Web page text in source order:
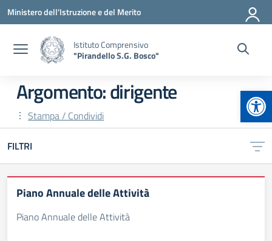
Vai ai contenuti
Vai al menu di navigazione
Vai al footer
Ministero dell'Istruzione e del Merito
Istituto Comprensivo
"Pirandello S.G. Bosco"
Argomento: dirigente
Stampa / Condividi
FILTRI
Piano Annuale delle Attività
Piano Annuale delle Attività